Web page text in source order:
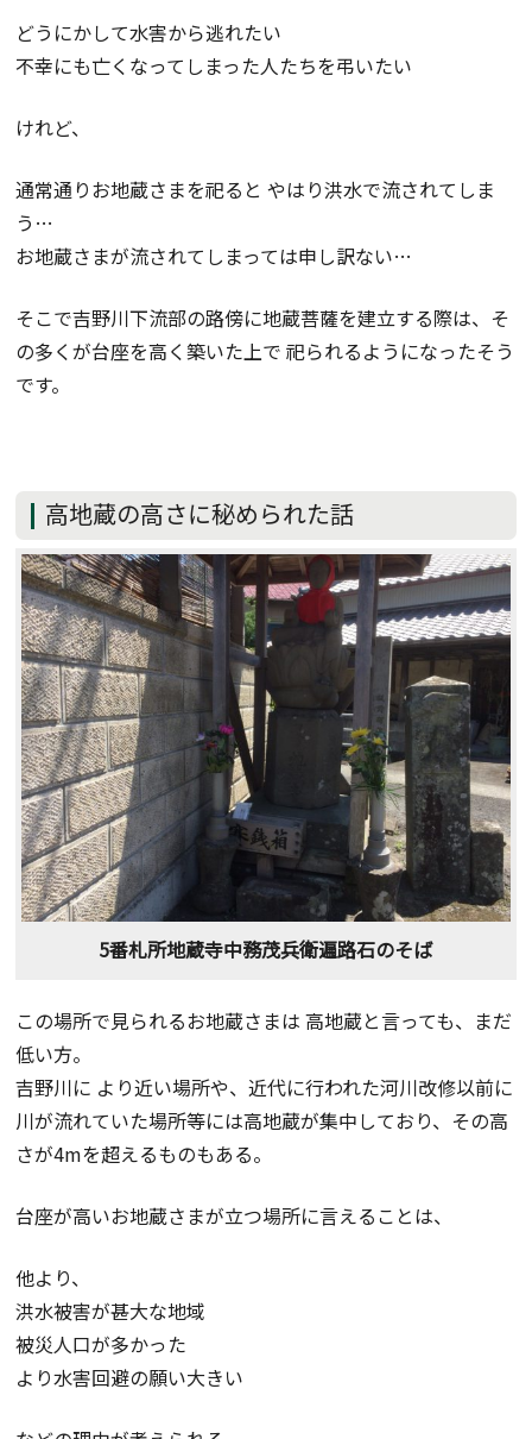
どうにかして水害から逃れたい
不幸にも亡くなってしまった人たちを弔いたい
けれど、
通常通りお地蔵さまを祀ると やはり洪水で流されてしま
う…
お地蔵さまが流されてしまっては申し訳ない…
そこで吉野川下流部の路傍に地蔵菩薩を建立する際は、そ
の多くが台座を高く築いた上で 祀られるようになったそう
です。
高地蔵の高さに秘められた話
5番札所地蔵寺中務茂兵衛遍路石のそば
この場所で見られるお地蔵さまは 高地蔵と言っても、まだ
低い方。
吉野川に より近い場所や、近代に行われた河川改修以前に
川が流れていた場所等には高地蔵が集中しており、その高
さが4mを超えるものもある。
台座が高いお地蔵さまが立つ場所に言えることは、
他より、
洪水被害が甚大な地域
被災人口が多かった
より水害回避の願い大きい